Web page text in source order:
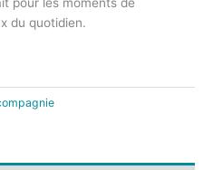
du quotidien.